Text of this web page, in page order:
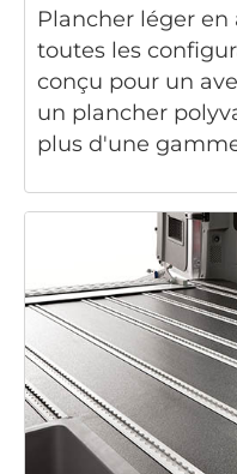
Plancher léger
toutes les
conçu pour un
un plancher
plus d'une